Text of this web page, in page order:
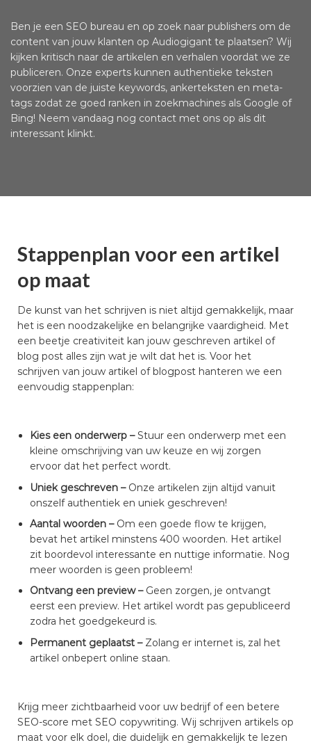
Ben je een SEO bureau en op zoek naar publishers om de
content van jouw klanten op Audiogigant te plaatsen? Wij
kijken kritisch naar de artikelen en verhalen voordat we ze
publiceren. Onze experts kunnen authentieke teksten
voorzien van de juiste keywords, ankerteksten en meta-
tags zodat ze goed ranken in zoekmachines als Google of
Bing! Neem vandaag nog contact met ons op als dit
interessant klinkt.
Stappenplan voor een artikel
op maat
De kunst van het schrijven is niet altijd gemakkelijk, maar
het is een noodzakelijke en belangrijke vaardigheid. Met
een beetje creativiteit kan jouw geschreven artikel of
blog post alles zijn wat je wilt dat het is. Voor het
schrijven van jouw artikel of blogpost hanteren we een
eenvoudig stappenplan:
Kies een onderwerp –Stuur een onderwerp met een
kleine omschrijving van uw keuze en wij zorgen
ervoor dat het perfect wordt.
Uniek geschreven – Onze artikelen zijn altijd vanuit
onszelf authentiek en uniek geschreven!
Aantal woorden – Om een goede flow te krijgen,
bevat het artikel minstens 400 woorden. Het artikel
zit boordevol interessante en nuttige informatie. Nog
meer woorden is geen probleem!
Ontvang een preview – Geen zorgen, je ontvangt
eerst een preview. Het artikel wordt pas gepubliceerd
zodra het goedgekeurd is.
Permanent geplaatst – Zolang er internet is, zal het
artikel onbepert online staan.
Krijg meer zichtbaarheid voor uw bedrijf of een betere
SEO-score met SEO copywriting. Wij schrijven artikels op
maat voor elk doel, die duidelijk en gemakkelijk te lezen